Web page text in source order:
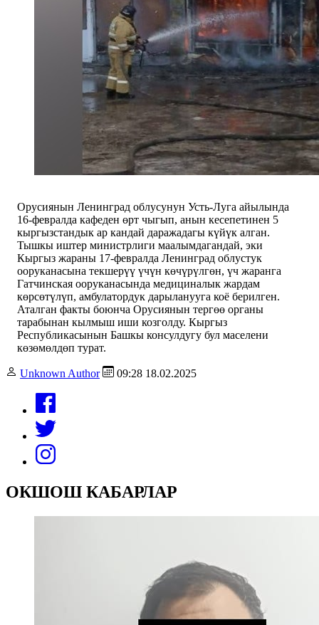
Орусиянын Ленинград облусунун Усть-Луга айылында
16-февралда кафеден өрт чыгып, анын кесепетинен 5
кыргызстандык ар кандай даражадагы күйүк алган.
Тышкы иштер министрлиги маалымдагандай, эки
Кыргыз жараны 17-февралда Ленинград облустук
ооруканасына текшерүү үчүн көчүрүлгөн, үч жаранга
Гатчинская ооруканасында медициналык жардам
көрсөтүлүп, амбулатордук дарыланууга коё берилген.
Аталган факты боюнча Орусиянын тергөө органы
тарабынан кылмыш иши козголду. Кыргыз
Республикасынын Башкы консулдугу бул маселени
көзөмөлдөп турат.
Unknown Author 09:28 18.02.2025
ОКШОШ КАБАРЛАР